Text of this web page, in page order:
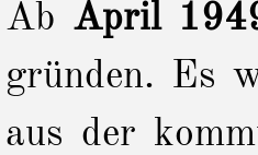
Ab April
gründen. Es
aus der